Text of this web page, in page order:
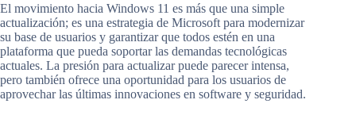
El movimiento hacia Windows 11 es más que una simple
actualización; es una estrategia de Microsoft para modernizar
su base de usuarios y garantizar que todos estén en una
plataforma que pueda soportar las demandas tecnológicas
actuales. La presión para actualizar puede parecer intensa,
pero también ofrece una oportunidad para los usuarios de
aprovechar las últimas innovaciones en software y seguridad.